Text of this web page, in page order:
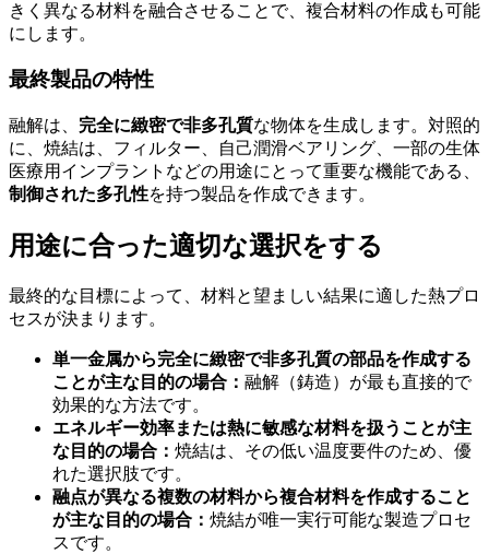
きく異なる材料を融合させることで、複合材料の作成も可能
にします。
最終製品の特性
融解は、 完全に緻密で非多孔質な物体を生成します。対照的
に、焼結は、フィルター、自己潤滑ベアリング、一部の生体
医療用インプラントなどの用途にとって重要な機能である、
制御された多孔性を持つ製品を作成できます。
用途に合った適切な選択をする
最終的な目標によって、材料と望ましい結果に適した熱プロ
セスが決まります。
単一金属から完全に緻密で非多孔質の部品を作成する
ことが主な目的の場合： 融解（鋳造）が最も直接的で
効果的な方法です。
エネルギー効率または熱に敏感な材料を扱うことが主
な目的の場合： 焼結は、その低い温度要件のため、優
れた選択肢です。
融点が異なる複数の材料から複合材料を作成すること
が主な目的の場合： 焼結が唯一実行可能な製造プロセ
スです。